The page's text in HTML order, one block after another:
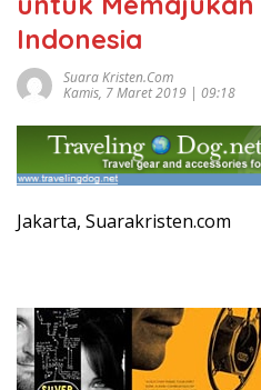
Indonesia
Suara Kristen.com
Kamis, 7 Maret 2019 | 09:18
Jakarta, Suarakristen.com